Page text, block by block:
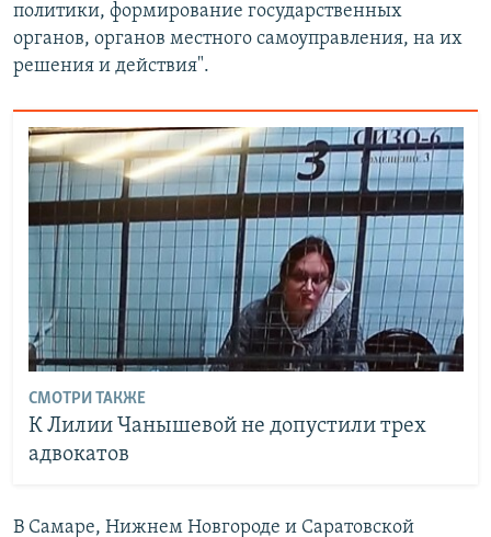
политики, формирование государственных
органов, органов местного самоуправления, на их
решения и действия".
СМОТРИ ТАКЖЕ
К Лилии Чанышевой не допустили трех
адвокатов
В Самаре, Нижнем Новгороде и Саратовской